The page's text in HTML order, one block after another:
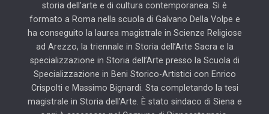
storia dell’arte e di cultura contemporanea. Si è
formato a Roma nella scuola di Galvano Della Volpe e
ha conseguito la laurea magistrale in Scienze Religiose
ad Arezzo, la triennale in Storia dell’Arte Sacra e la
specializzazione in Storia dell’Arte presso la Scuola di
Specializzazione in Beni Storico-Artistici con Enrico
Crispolti e Massimo Bignardi. Sta completando la tesi
magistrale in Storia dell’Arte. È stato sindaco di Siena e